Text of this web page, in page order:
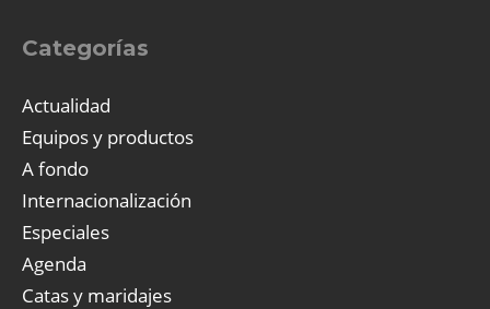
Categorías
Actualidad
Equipos y productos
A fondo
Internacionalización
Especiales
Agenda
Catas y maridajes